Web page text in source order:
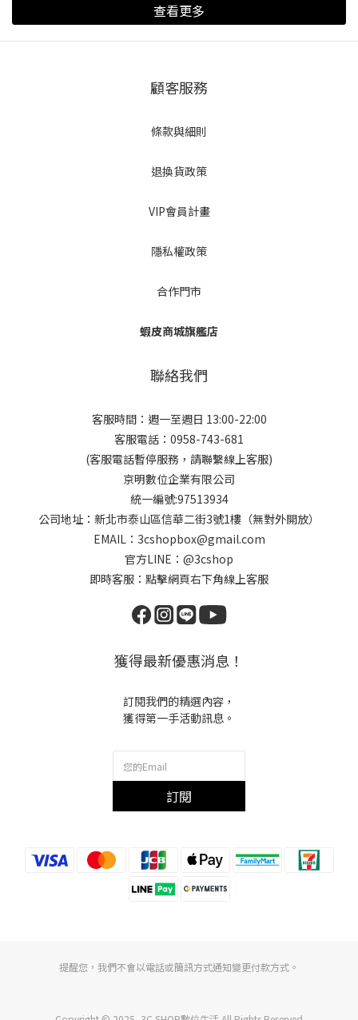
查看更多
顧客服務
條款與細則
退換貨政策
VIP會員計畫
隱私權政策
合作門市
蝦皮商城旗艦店
聯絡我們
客服時間：週一至週日 13:00-22:00
客服電話：0958-743-681
(客服電話暫停服務，請聯繫線上客服)
京明數位企業有限公司
統一編號:97513934
公司地址：新北市泰山區信華二街3號1樓（無對外開放）
EMAIL：3cshopbox@gmail.com
官方LINE：@3cshop
即時客服：點擊網頁右下角線上客服
獲得最新優惠消息！
訂閱我們的精選內容，
獲得第一手活動訊息。
訂閱
提醒您，我們不會以電話或簡訊方式通知變更付款方式。